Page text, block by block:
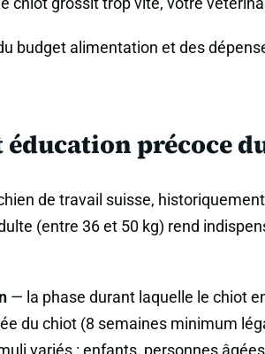
budget alimentation et des
précoce
de travail suisse,
(entre 36 et 50 kg) rend
— la phase durant laquelle le chiot
du chiot (8 semaines minimum
variés : enfants, personnes